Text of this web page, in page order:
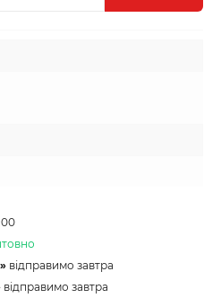
відправимо завтра
відправимо завтра